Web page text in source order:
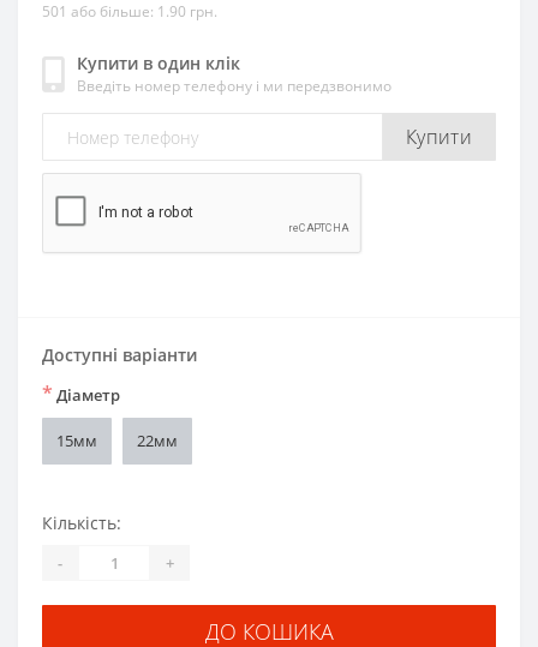
501 або більше: 1.90 грн.
Купити в один клік
Введіть номер телефону і ми передзвонимо
Купити
Доступні варіанти
* Діаметр
15мм 22мм
Кількість:
- +
ДО КОШИКА